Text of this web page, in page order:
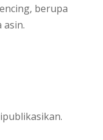
berupa